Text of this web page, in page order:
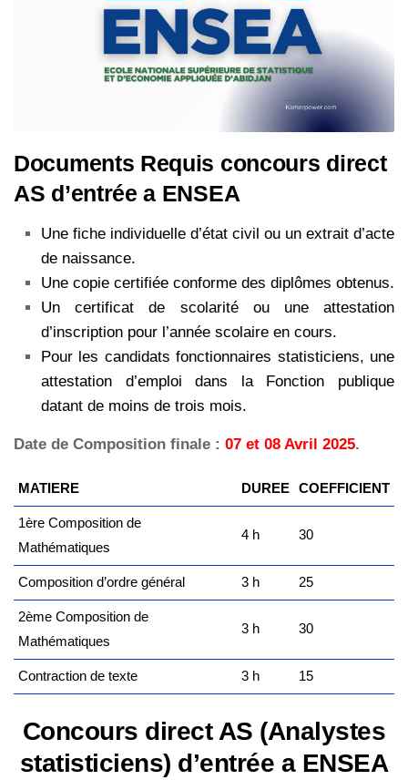
Documents Requis concours direct
AS d’entrée a ENSEA
Une fiche individuelle d’état civil ou un extrait d’acte
de naissance.
Une copie certifiée conforme des diplômes obtenus.
Un certificat de scolarité ou une attestation
d’inscription pour l’année scolaire en cours.
Pour les candidats fonctionnaires statisticiens, une
attestation d’emploi dans la Fonction publique
datant de moins de trois mois.
Date de Composition finale : 07 et 08 Avril 2025.
MATIERE DUREE COEFFICIENT
1ère Composition de
Mathématiques
4 h 30
Composition d’ordre général 3 h 25
2ème Composition de
Mathématiques
3 h 30
Contraction de texte 3 h 15
Concours direct AS (Analystes
statisticiens) d’entrée a ENSEA